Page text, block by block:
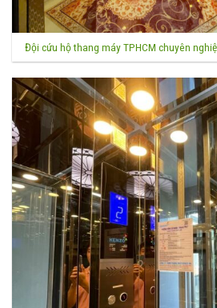
Đội cứu hộ thang máy TPHCM chuyên